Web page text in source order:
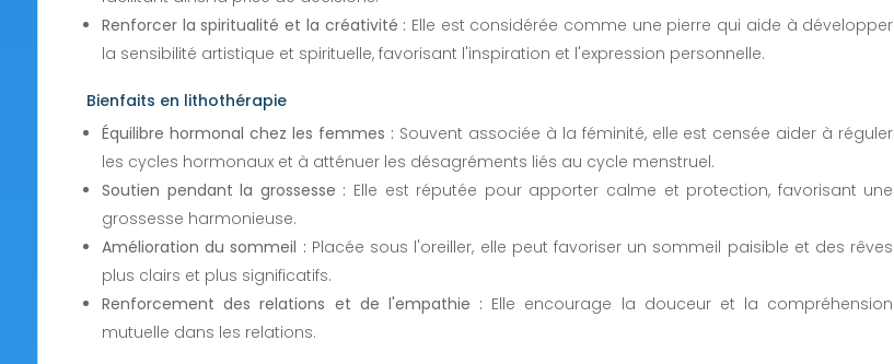
Renforcer la spiritualité et la créativité : Elle est considérée comme une pierre qui aide à développer
la sensibilité artistique et spirituelle, favorisant l'inspiration et l'expression personnelle.
Bienfaits en lithothérapie
Équilibre hormonal chez les femmes : Souvent associée à la féminité, elle est censée aider à réguler
les cycles hormonaux et à atténuer les désagréments liés au cycle menstruel.
Soutien pendant la grossesse : Elle est réputée pour apporter calme et protection, favorisant une
grossesse harmonieuse.
Amélioration du sommeil : Placée sous l'oreiller, elle peut favoriser un sommeil paisible et des rêves
plus clairs et plus significatifs.
Renforcement des relations et de l'empathie : Elle encourage la douceur et la compréhension
mutuelle dans les relations.